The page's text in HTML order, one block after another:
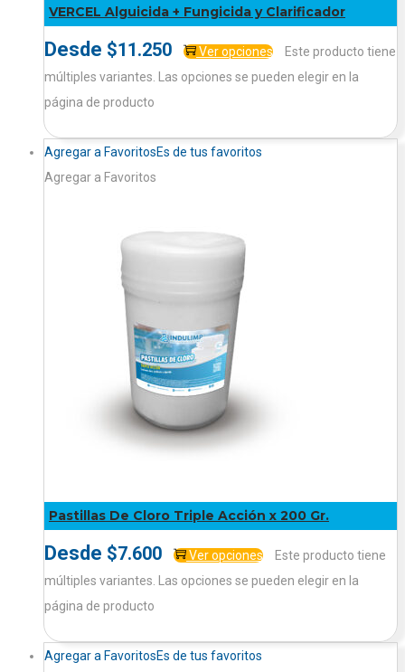
VERCEL Alguicida + Fungicida y Clarificador
Desde $11.250 Ver opciones
Este producto tiene
múltiples variantes. Las opciones se pueden elegir en la
página de producto
Agregar a FavoritosEs de tus favoritos
Agregar a Favoritos
Pastillas De Cloro Triple Acción x 200 Gr.
Desde $7.600 Ver opciones
Este producto tiene
múltiples variantes. Las opciones se pueden elegir en la
página de producto
Agregar a FavoritosEs de tus favoritos